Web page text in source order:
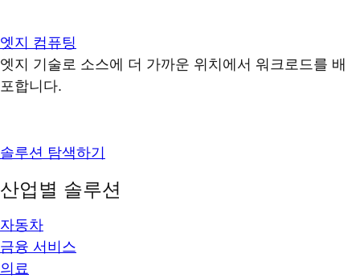
엣지 컴퓨팅
엣지 기술로 소스에 더 가까운 위치에서 워크로드를 배
포합니다.
솔루션 탐색하기
산업별 솔루션
자동차
금융 서비스
의료